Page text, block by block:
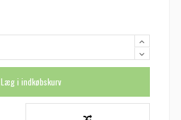
Læg i indkøbskurv